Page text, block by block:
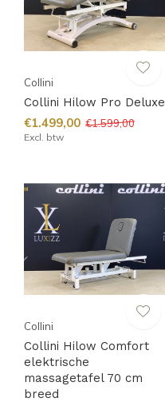
Collini
Collini Hilow Pro Deluxe
€1.499,00 €1.599,00
Excl. btw
Collini
Collini Hilow Comfort
elektrische
massagetafel 70 cm
breed